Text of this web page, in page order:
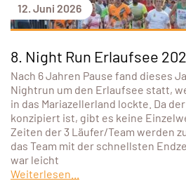
12. Juni 2026
8. Night Run Erlaufsee
Nach 6 Jahren Pause fand dieses
Nightrun um den Erlaufsee statt,
in das Mariazellerland lockte. Da
konzipiert ist, gibt es keine
Zeiten der 3 Läufer/Team werden
das Team mit der schnellsten
war leicht
Weiterlesen...